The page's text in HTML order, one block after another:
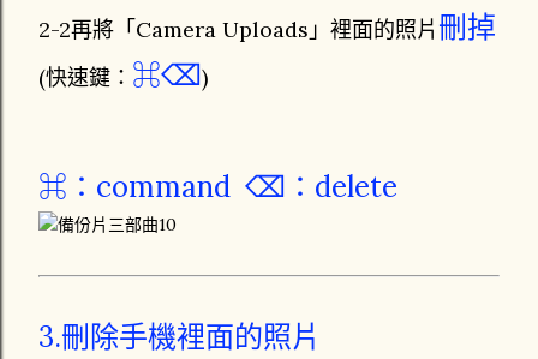
2-2再將「Camera Uploads」裡面的照片 刪掉
(快速鍵： ⌘⌫)
⌘：command ⌫：delete
3.刪除手機裡面的照片